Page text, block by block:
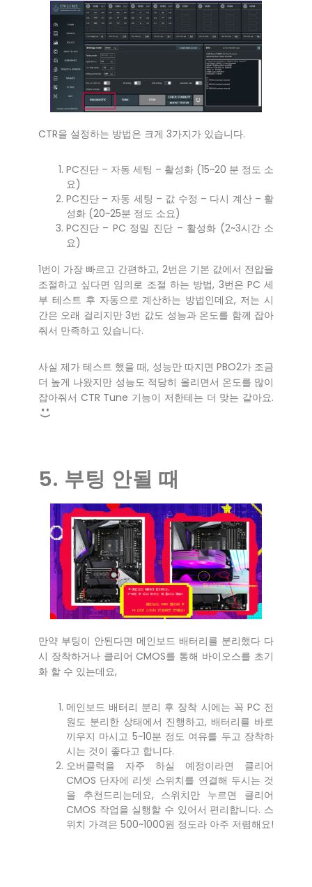
CTR을 설정하는 방법은 크게 3가지가 있습니다.
PC진단 – 자동 세팅 – 활성화 (15~20 분 정도 소
요)
PC진단 – 자동 세팅 – 값 수정 – 다시 계산 – 활
성화 (20~25분 정도 소요)
PC진단 – PC 정밀 진단 – 활성화 (2~3시간 소
요)
1번이 가장 빠르고 간편하고, 2번은 기본 값에서 전압을
조절하고 싶다면 임의로 조절 하는 방법, 3번은 PC 세
부 테스트 후 자동으로 계산하는 방법인데요, 저는 시
간은 오래 걸리지만 3번 값도 성능과 온도를 함께 잡아
줘서 만족하고 있습니다.
사실 제가 테스트 했을 때, 성능만 따지면 PBO2가 조금
더 높게 나왔지만 성능도 적당히 올리면서 온도를 많이
잡아줘서 CTR Tune 기능이 저한테는 더 맞는 같아요.
5. 부팅 안될 때
만약 부팅이 안된다면 메인보드 배터리를 분리했다 다
시 장착하거나 클리어 CMOS를 통해 바이오스를 초기
화 할 수 있는데요,
메인보드 배터리 분리 후 장착 시에는 꼭 PC 전
원도 분리한 상태에서 진행하고, 배터리를 바로
끼우지 마시고 5~10분 정도 여유를 두고 장착하
시는 것이 좋다고 합니다.
오버클럭을 자주 하실 예정이라면 클리어
CMOS 단자에 리셋 스위치를 연결해 두시는 것
을 추천드리는데요, 스위치만 누르면 클리어
CMOS 작업을 실행할 수 있어서 편리합니다. 스
위치 가격은 500~1000원 정도라 아주 저렴해요!